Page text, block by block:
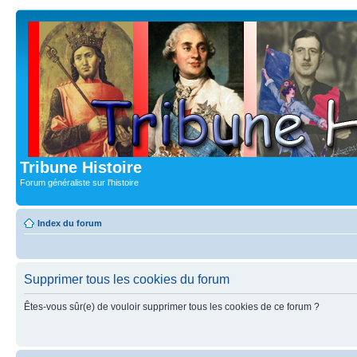
Tribune Histoire
Forum généraliste sur l'histoire
Index du forum
Supprimer tous les cookies du forum
Êtes-vous sûr(e) de vouloir supprimer tous les cookies de ce forum ?